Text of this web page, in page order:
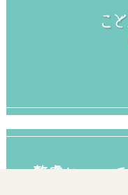
整膚について